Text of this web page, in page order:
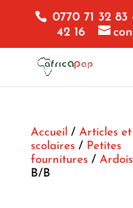
0770 71 32
42 16
Accueil / Articles
scolaires/ Petites
fournitures/
B/B